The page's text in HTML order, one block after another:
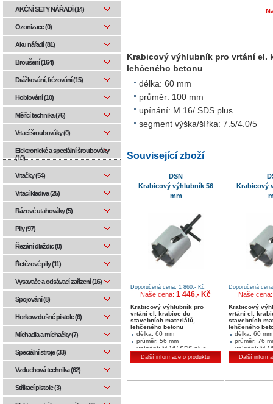
Krabicový výhlubník pro vrtání el.
lehčeného betonu
délka: 60 mm
průměr: 100 mm
upínání: M 16/ SDS plus
segment výška/šířka: 7.5/4.0/5
Související zboží
DSN
Krabicový výhlubník 56
mm
Doporučená cena: 1 860,- Kč
Naše cena: 1 446,- Kč
Krabicový výhlubník pro
vrtání el. krabice do
stavebních materiálů,
lehčeného betonu
délka: 60 mm
průměr: 56 mm
upínání: M 16/ SDS plus
segment výška/šířka:
7.5/3.0/3
Další informace o produktu
Krabicový
Doporučená
Naše
Krabicový
vrtání el.
stavebních
lehčeného
délka: 60 mm
průměr: 76
upínání: M
segment
7.5/3.5/4
Další
AKČNÍ SETY NÁŘADÍ (14)
Ozonizace (0)
Aku nářadí (81)
Broušení (164)
Drážkování, frézování (15)
Hoblování (10)
Měřící technika (76)
Vrtací šroubováky (0)
Elektronické a speciální šroubováky
(10)
Vrtačky (54)
Vrtací kladiva (25)
Rázové utahováky (5)
Pily (97)
Řezání dlaždic (0)
Řetězové pily (11)
Vysavače a odsávací zařízení (16)
Spojování (8)
Horkovzdušné pistole (6)
Míchadla a míchačky (7)
Speciální stroje (33)
Vzduchová technika (62)
Stříkací pistole (3)